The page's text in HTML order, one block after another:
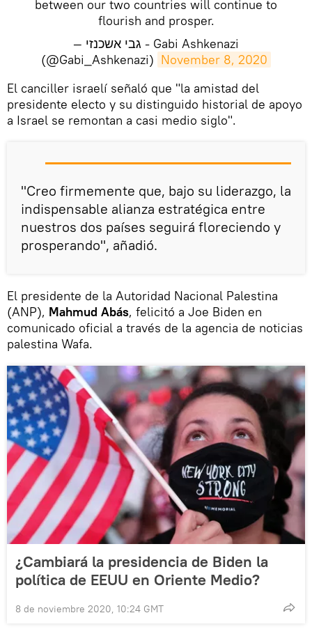
between our two countries will continue to
flourish and prosper.
— גבי אשכנזי - Gabi Ashkenazi
(@Gabi_Ashkenazi) November 8, 2020
El canciller israelí señaló que "la amistad del
presidente electo y su distinguido historial de apoyo
a Israel se remontan a casi medio siglo".
"Creo firmemente que, bajo su liderazgo, la
indispensable alianza estratégica entre
nuestros dos países seguirá floreciendo y
prosperando", añadió.
El presidente de la Autoridad Nacional Palestina
(ANP), Mahmud Abás, felicitó a Joe Biden en
comunicado oficial a través de la agencia de noticias
palestina Wafa.
¿Cambiará la presidencia de Biden la
política de EEUU en Oriente Medio?
8 de noviembre 2020, 10:24 GMT